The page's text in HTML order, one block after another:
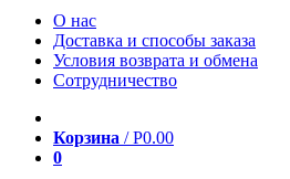
О нас
Доставка и способы заказа
Условия возврата и обмена
Сотрудничество
Корзина /Р0.00
0